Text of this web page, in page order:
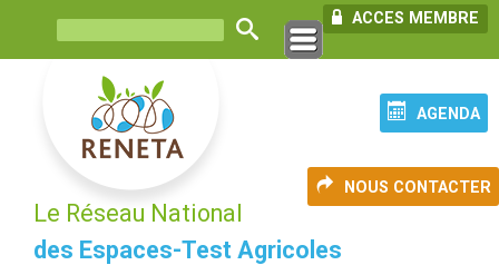
ACCES MEMBRE
AGENDA
NOUS CONTACTER
Le Réseau National
des Espaces-Test Agricoles